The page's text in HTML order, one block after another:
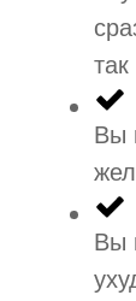
так
Вы
Вы